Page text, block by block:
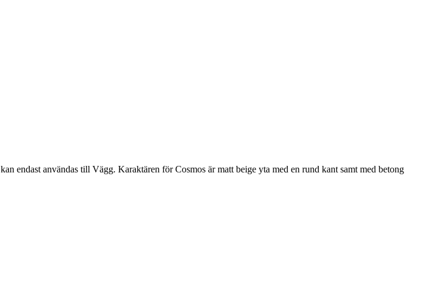
endast användas till Vägg. Karaktären för Cosmos är matt beige yta med en rund kant samt med betong